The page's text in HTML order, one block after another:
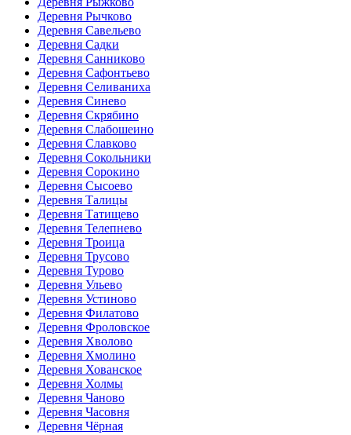
Деревня Рычково
Деревня Савельево
Деревня Садки
Деревня Санниково
Деревня Сафонтьево
Деревня Селиваниха
Деревня Синево
Деревня Скрябино
Деревня Слабошеино
Деревня Славково
Деревня Сокольники
Деревня Сорокино
Деревня Сысоево
Деревня Талицы
Деревня Татищево
Деревня Телепнево
Деревня Троица
Деревня Трусово
Деревня Турово
Деревня Ульево
Деревня Устиново
Деревня Филатово
Деревня Фроловское
Деревня Хволово
Деревня Хмолино
Деревня Хованское
Деревня Холмы
Деревня Чаново
Деревня Часовня
Деревня Чёрная